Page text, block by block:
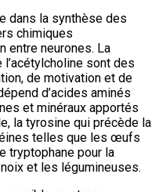
dans la synthèse des
chimiques
entre neurones. La
sont des
de motivation et de
d’acides aminés
et minéraux apportés
la tyrosine qui précède la
telles que les œufs
tryptophane pour la
et les légumineuses.